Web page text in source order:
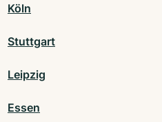
Köln
Stuttgart
Leipzig
Essen